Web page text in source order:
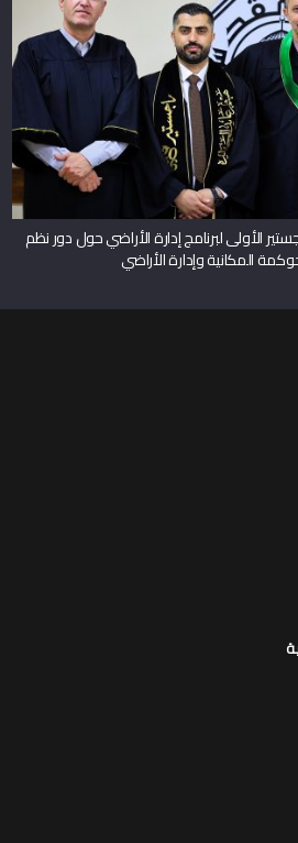
الأولى لبرنامج إدارة الأراضي حول دور نظم
المكانية وإدارة الأراضي